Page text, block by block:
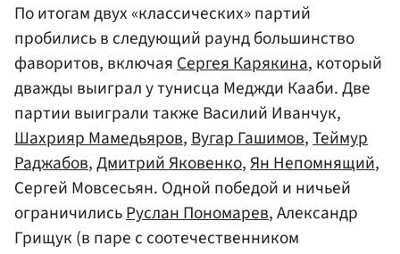
По итогам двух «классических» партий
пробились в следующий раунд большинство
фаворитов, включаяСергея Карякина, который
дважды выиграл у тунисца Меджди Кааби. Две
партии выиграли также Василий Иванчук,
Шахрияр Мамедьяров,Вугар Гашимов,Теймур
Раджабов,Дмитрий Яковенко,Ян Непомнящий,
Сергей Мовсесьян. Одной победой и ничьей
ограничилисьРуслан Пономарев, Александр
Грищук (в паре с соотечественником